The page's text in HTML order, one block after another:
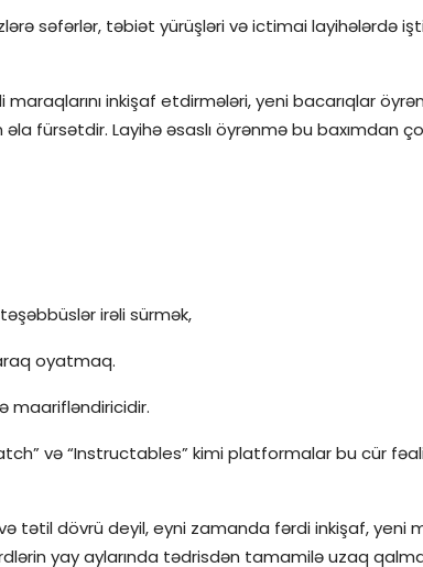
səfərlər, təbiət yürüşləri və ictimai layihələrdə
inkişaf etdirmələri, yeni bacarıqlar
əla fürsətdir. Layihə əsaslı öyrənmə bu baxımdan
irəli sürmək,
oyatmaq.
maarifləndiricidir.
və “Instructables” kimi platformalar bu cür
tətil dövrü deyil, eyni zamanda fərdi inkişaf, yeni
yay aylarında tədrisdən tamamilə uzaq